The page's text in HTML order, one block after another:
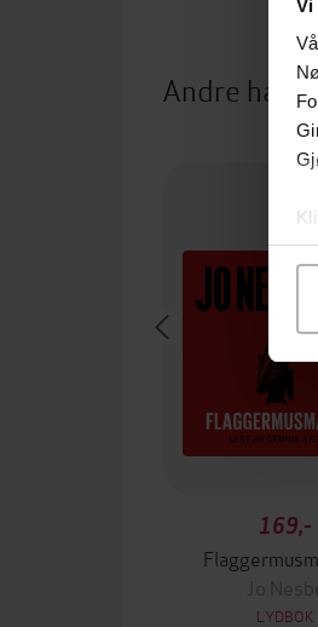
Vi
Andre har
169,-
Jo
LYDBOK